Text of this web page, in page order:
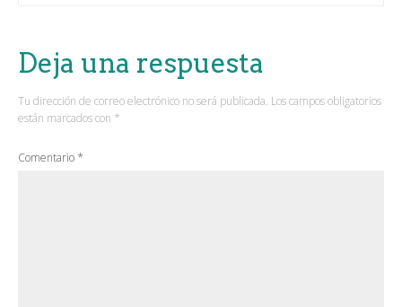
Deja una respuesta
Tu dirección de correo electrónico no será publicada. Los campos obligatorios
están marcados con *
Comentario *